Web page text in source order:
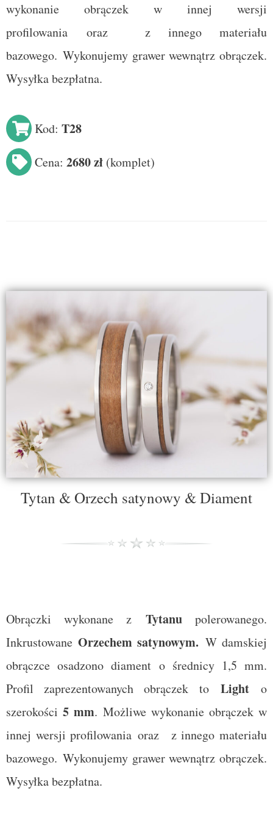
wykonanie obrączek w innej wersji
profilowania
oraz
z innego materiału
bazowego. Wykonujemy grawer wewnątrz obrączek.
Wysyłka bezpłatna.
Kod: T28
Cena: 2680 zł (komplet)
Tytan & Orzech satynowy & Diament
Obrączki wykonane z Tytanu polerowanego.
Inkrustowane Orzechem satynowym. W damskiej
obrączce osadzono diament o średnicy 1,5 mm.
Profil zaprezentowanych obrączek to Lighto
szerokości5 mm. Możliwe wykonanie obrączek w
innej wersji profilowania oraz
z innego materiału
bazowego. Wykonujemy grawer wewnątrz obrączek.
Wysyłka bezpłatna.